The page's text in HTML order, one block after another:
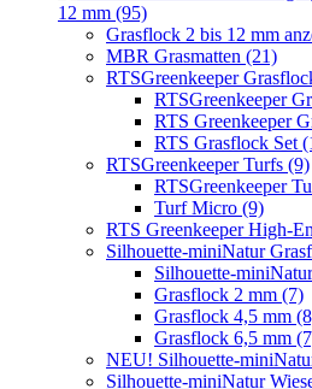
12 mm (95)
Grasflock 2 bis 12 mm
MBR Grasmatten (21)
RTSGreenkeeper
RTSGreenkeeper
RTS Greenkeeper
RTS Grasflock Set
RTSGreenkeeper Turfs (9)
RTSGreenkeeper
Turf Micro (9)
RTS Greenkeeper High-
Silhouette-miniNatur
Silhouette-
Grasflock 2 mm (7)
Grasflock 4,5 mm
Grasflock 6,5 mm
NEU! Silhouette-
Silhouette-miniNatur